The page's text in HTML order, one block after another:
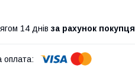
14 днів за рахунок покупця